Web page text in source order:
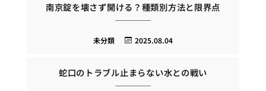
南京錠を壊さず開ける？種類別方法と限界点
2025.08.04
未分類
蛇口のトラブル止まらない水との戦い